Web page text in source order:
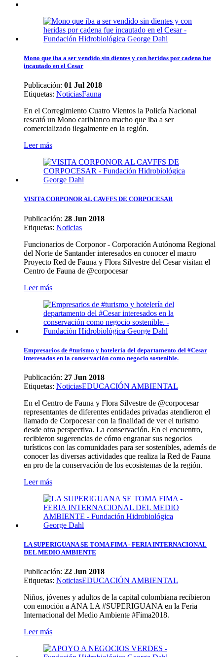
Mono que iba a ser vendido sin dientes y con heridas por cadena fue
incautado en el Cesar
Publicación: 01 Jul 2018
Etiquetas: NoticiasFauna
En el Corregimiento Cuatro Vientos la Policía Nacional
rescató un Mono cariblanco macho que iba a ser
comercializado ilegalmente en la región.
Leer más
VISITA CORPONOR AL CAVFFS DE CORPOCESAR
Publicación: 28 Jun 2018
Etiquetas: Noticias
Funcionarios de Corponor - Corporación Autónoma Regional
del Norte de Santander interesados en conocer el macro
Proyecto Red de Fauna y Flora Silvestre del Cesar visitan el
Centro de Fauna de @corpocesar
Leer más
Empresarios de #turismo y hotelería del departamento del #Cesar
interesados en la conservación como negocio sostenible.
Publicación: 27 Jun 2018
Etiquetas: NoticiasEDUCACIÓN AMBIENTAL
En el Centro de Fauna y Flora Silvestre de @corpocesar
representantes de diferentes entidades privadas atendieron el
llamado de Corpocesar con la finalidad de ver el turismo
desde otra perspectiva. La conservación. En el encuentro,
recibieron sugerencias de cómo engranar sus negocios
turísticos con las comunidades para ser sostenibles, además de
conocer las diversas actividades que realiza la Red de Fauna
en pro de la conservación de los ecosistemas de la región.
Leer más
LA SUPERIGUANA SE TOMA FIMA - FERIA INTERNACIONAL
DEL MEDIO AMBIENTE
Publicación: 22 Jun 2018
Etiquetas: NoticiasEDUCACIÓN AMBIENTAL
Niños, jóvenes y adultos de la capital colombiana recibieron
con emoción a ANA LA #SUPERIGUANA en la Feria
Internacional del Medio Ambiente #Fima2018.
Leer más